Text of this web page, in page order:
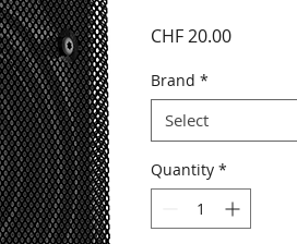
CHF 20.00Price
Brand *
Select
Quantity *